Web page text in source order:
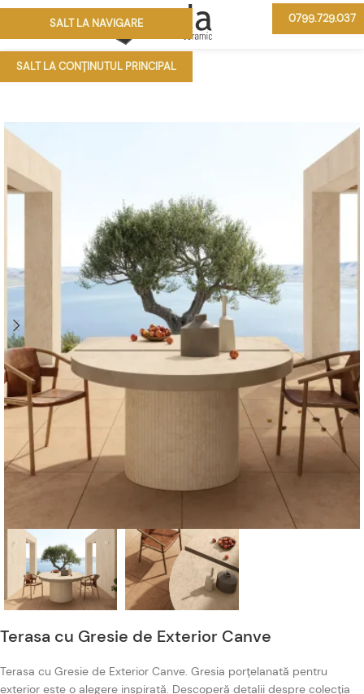
SALT LA NAVIGARE
SALT LA CONȚINUTUL PRINCIPAL
0799.729.037
Terasa cu Gresie de Exterior Canve
Terasa cu Gresie de Exterior Canve. Gresia porțelanată pentru
exterior este o alegere inspirată. Descoperă detalii despre colecția